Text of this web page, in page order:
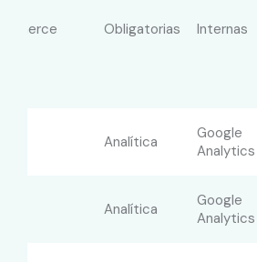
Obligatorias Internas
Analítica
Google
Analytics
Analítica
Google
Analytics